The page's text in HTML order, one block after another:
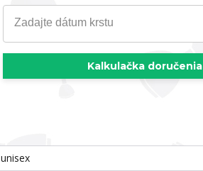
Zadajte dátum krstu
Kalkulačka doručenia
unisex